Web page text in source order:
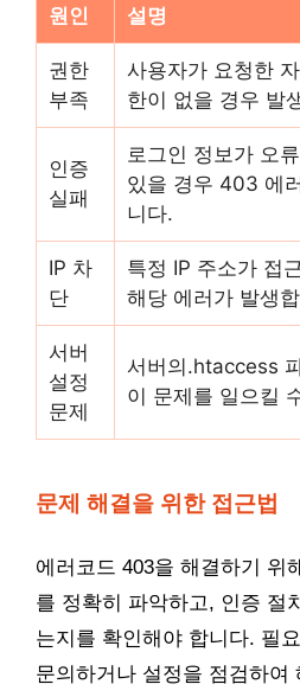
원인 설명
권한
부족
사용자가 요청한
한이 없을 경우 발
인증
실패
로그인 정보가 오
있을 경우 403 에
니다.
IP 차
단
특정 IP 주소가 접
해당 에러가 발생
서버
설정
문제
서버의.htaccess
이 문제를 일으킬
문제 해결을 위한 접근법
에러코드 403을 해결하기 위
를 정확히 파악하고, 인증 절
는지를 확인해야 합니다. 필
문의하거나 설정을 점검하여